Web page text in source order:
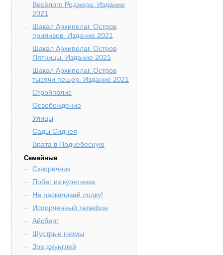
Весёлого Роджера. Издание
2021
Шакал Архипелаг. Остров
приливов. Издание 2021
Шакал Архипелаг. Остров
Пятницы. Издание 2021
Шакал Архипелаг. Остров
тысячи пещер. Издание 2021
Стройполис
Освобождение
Улицы
Сады Сиднея
Врата в Поднебесную
Семейные
Скворечник
Побег из курятника
Не раскачивай лодку!
Испорченный телефон
Айсберг
Шустрые гномы
Зов джунглей